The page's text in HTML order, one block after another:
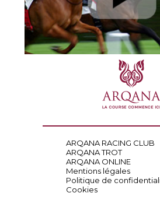
ARQANA RACING CLUB
ARQANA TROT
ARQANA ONLINE
Mentions légales
Politique de
Cookies